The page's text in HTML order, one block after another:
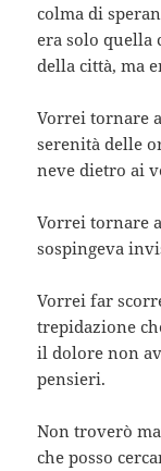
colma di
era solo quella
della città, ma
Vorrei tornare
serenità delle
neve dietro ai
Vorrei tornare
sospingeva
Vorrei far
trepidazione
il dolore non
pensieri.
Non troverò
che posso